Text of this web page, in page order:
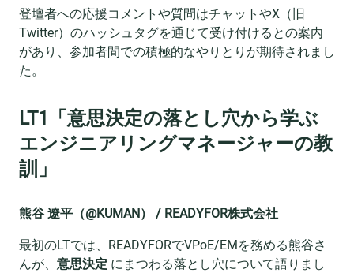
登壇者への応援コメントや質問はチャットやX（旧
Twitter）のハッシュタグを通じて受け付けるとの案内
があり、参加者間での積極的なやりとりが期待されまし
た。
LT1「意思決定の落とし穴から学ぶ
エンジニアリングマネージャーの教
訓」
熊谷 遼平（@KUMAN） / READYFOR株式会社
最初のLTでは、READYFORでVPoE/EMを務める熊谷さ
んが、 意思決定 にまつわる落とし穴について語りまし